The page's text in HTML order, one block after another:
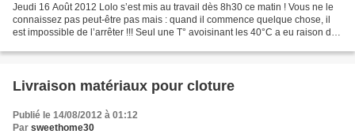
Jeudi 16 Août 2012 Lolo s’est mis au travail dès 8h30 ce matin ! Vous ne le
connaissez pas peut-être pas mais : quand il commence quelque chose, il
est impossible de l’arrêter !!! Seul une T° avoisinant les 40°C a eu raison de
Livraison matériaux pour cloture
Publié le 14/08/2012 à 01:12
Par sweethome30